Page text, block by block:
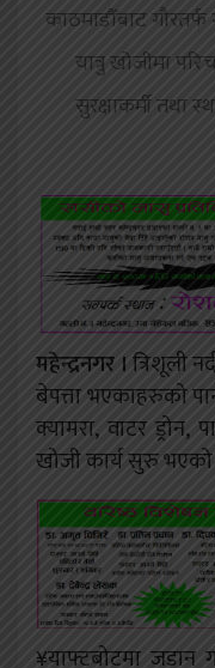
काठमाडौँबाट गौरतर्फ
यात्रु खोजीमा
सुरक्षाकर्मी तथा
महेन्द्रनगर ।त्रिशूली
बेपत्ता भएकाहरुको
क्यामरा, वाटर
खोजी कार्य सुरु
¥याफ्टबोटमा जडान